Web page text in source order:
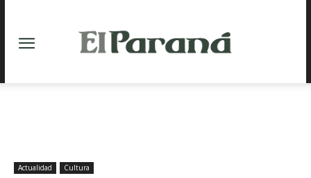
Actualidad Cultura